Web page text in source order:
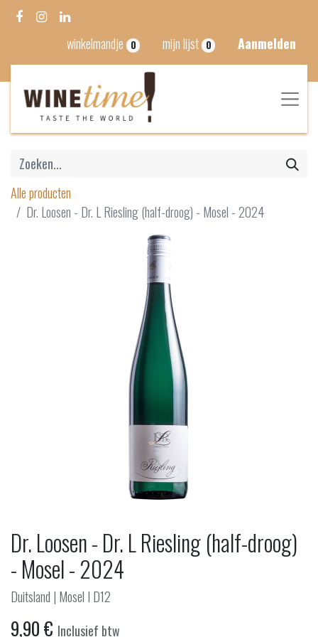
winkelmandje 0 mijn lijst 0 Aanmelden
Alle producten
Dr. Loosen - Dr. L Riesling (half-droog) - Mosel - 2024
Dr. Loosen - Dr. L Riesling (half-droog)
- Mosel - 2024
Duitsland | Mosel I D12
9,90€ Inclusief btw